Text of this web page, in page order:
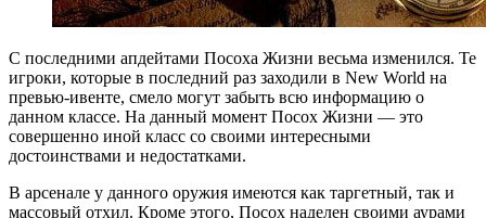
С последними апдейтами Посоха Жизни весьма изменился. Те
игроки, которые в последний раз заходили в New World на
превью-ивенте, смело могут забыть всю информацию о
данном классе. На данный момент Посох Жизни — это
совершенно иной класс со своими интересными
достоинствами и недостатками.
В арсенале у данного оружия имеются как таргетный, так и
массовый отхил. Кроме этого, Посох наделен своими аурами